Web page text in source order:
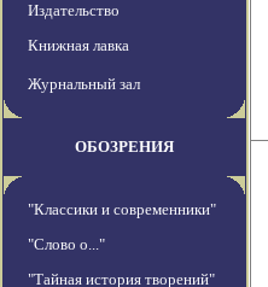
Издательство
Книжная лавка
Журнальный зал
ОБОЗРЕНИЯ
"Классики и современники"
"Слово о..."
"Тайная история творений"